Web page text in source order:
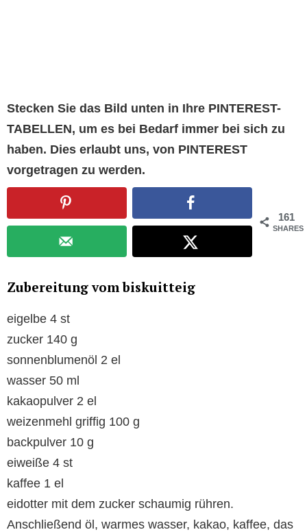
Stecken Sie das Bild unten in Ihre PINTEREST-
TABELLEN, um es bei Bedarf immer bei sich zu
haben. Dies erlaubt uns, von PINTEREST
vorgetragen zu werden.
161
SHARES
Zubereitung vom biskuitteig
eigelbe 4 st
zucker 140 g
sonnenblumenöl 2 el
wasser 50 ml
kakaopulver 2 el
weizenmehl griffig 100 g
backpulver 10 g
eiweiße 4 st
kaffee 1 el
eidotter mit dem zucker schaumig rühren.
Anschließend öl, warmes wasser, kakao, kaffee, das